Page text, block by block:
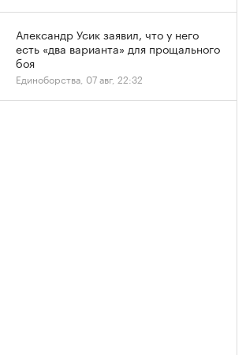
Александр Усик заявил, что у него
есть «два варианта» для прощального
боя
Единоборства, 07 авг, 22:32